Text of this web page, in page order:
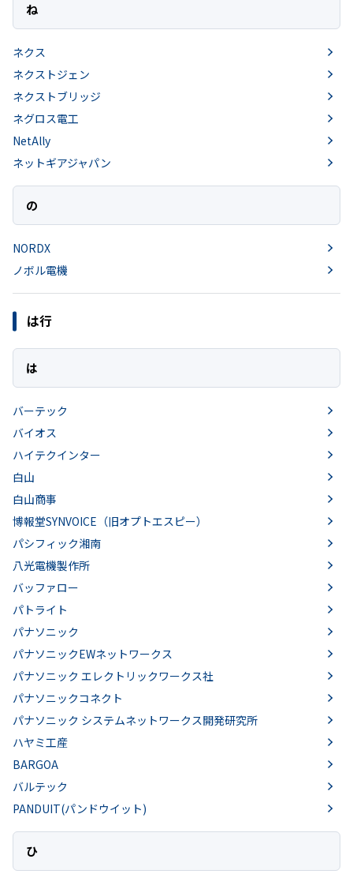
ね
ネクス
ネクストジェン
ネクストブリッジ
ネグロス電工
NetAlly
ネットギアジャパン
の
NORDX
ノボル電機
は行
は
バーテック
バイオス
ハイテクインター
白山
白山商事
博報堂SYNVOICE（旧オプトエスピー）
パシフィック湘南
八光電機製作所
バッファロー
パトライト
パナソニック
パナソニックEWネットワークス
パナソニック エレクトリックワークス社
パナソニックコネクト
パナソニック システムネットワークス開発研究所
ハヤミ工産
BARGOA
バルテック
PANDUIT(パンドウイット)
ひ